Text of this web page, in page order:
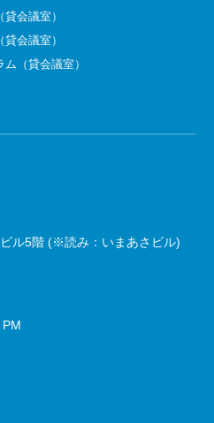
会議室）
会議室）
（貸会議室）
ル5階 (※読み：いまあさビル)